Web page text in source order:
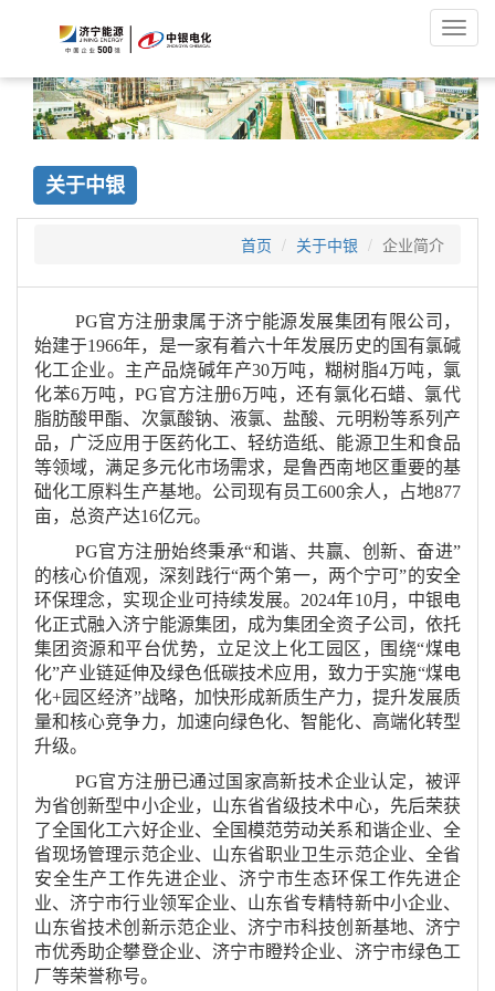
关于中银
首页 关于中银 企业简介
PG官方注册隶属于济宁能源发展集团有限公司，
始建于1966年，是一家有着六十年发展历史的国有氯碱
化工企业。主产品烧碱年产30万吨，糊树脂4万吨，氯
化苯6万吨，PG官方注册6万吨，还有氯化石蜡、氯代
脂肪酸甲酯、次氯酸钠、液氯、盐酸、元明粉等系列产
品，广泛应用于医药化工、轻纺造纸、能源卫生和食品
等领域，满足多元化市场需求，是鲁西南地区重要的基
础化工原料生产基地。公司现有员工600余人，占地877
亩，总资产达16亿元。
PG官方注册始终秉承“和谐、共赢、创新、奋进”
的核心价值观，深刻践行“两个第一，两个宁可”的安全
环保理念，实现企业可持续发展。2024年10月，中银电
化正式融入济宁能源集团，成为集团全资子公司，依托
集团资源和平台优势，立足汶上化工园区，围绕“煤电
化”产业链延伸及绿色低碳技术应用，致力于实施“煤电
化+园区经济”战略，加快形成新质生产力，提升发展质
量和核心竞争力，加速向绿色化、智能化、高端化转型
升级。
PG官方注册已通过国家高新技术企业认定，被评
为省创新型中小企业，山东省省级技术中心，先后荣获
了全国化工六好企业、全国模范劳动关系和谐企业、全
省现场管理示范企业、山东省职业卫生示范企业、全省
安全生产工作先进企业、济宁市生态环保工作先进企
业、济宁市行业领军企业、山东省专精特新中小企业、
山东省技术创新示范企业、济宁市科技创新基地、济宁
市优秀助企攀登企业、济宁市瞪羚企业、济宁市绿色工
厂等荣誉称号。